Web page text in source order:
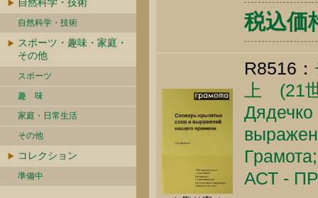
自然科学・技術
スポーツ・趣味・家庭・
その他
スポーツ
趣 味
家庭・日常生活
その他
コレクション
準備中
税込価
R8516：
上 (21
АСТ -